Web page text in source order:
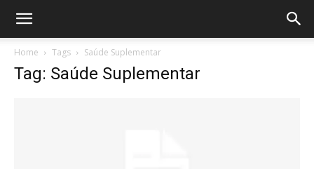
Home Tags Saúde Suplementar
Tag: Saúde Suplementar